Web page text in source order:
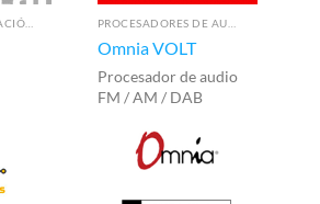
Omnia VOLT
Procesador de audio
FM / AM / DAB